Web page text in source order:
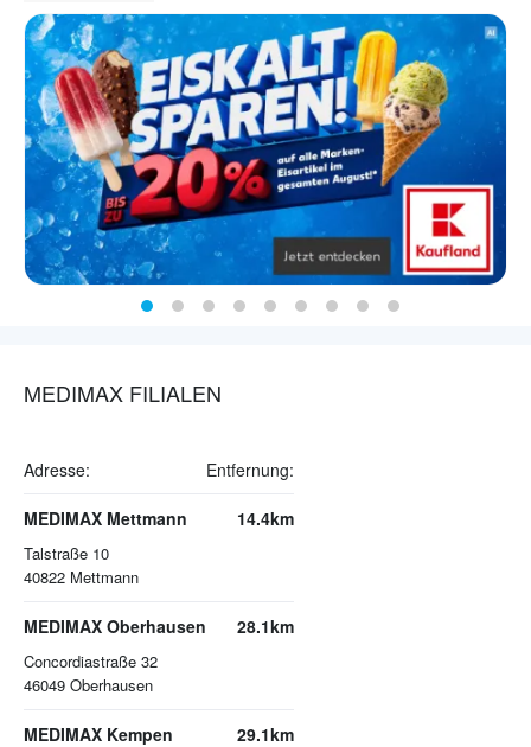
MEDIMAX FILIALEN
Adresse: Entfernung:
MEDIMAX Mettmann
Talstraße 10
40822 Mettmann
14.4km
MEDIMAX Oberhausen
Concordiastraße 32
46049 Oberhausen
28.1km
MEDIMAX Kempen 29.1km